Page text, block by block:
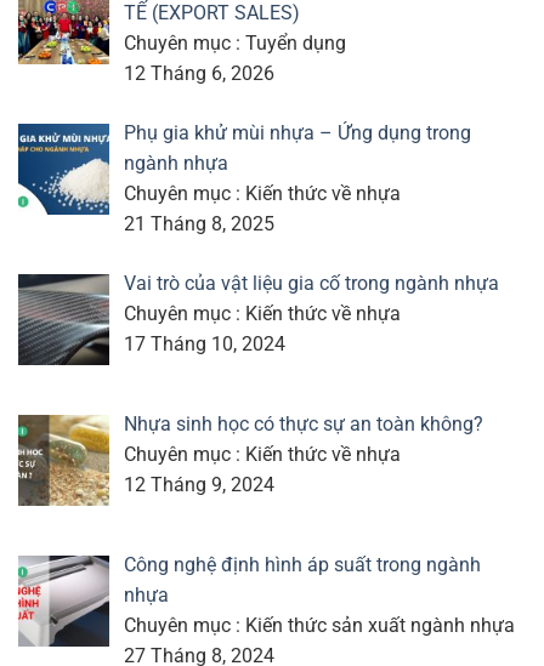
TẾ (EXPORT SALES)
Chuyên mục : Tuyển dụng
12 Tháng 6, 2026
Phụ gia khử mùi nhựa – Ứng dụng trong
ngành nhựa
Chuyên mục : Kiến thức về nhựa
21 Tháng 8, 2025
Vai trò của vật liệu gia cố trong ngành nhựa
Chuyên mục : Kiến thức về nhựa
17 Tháng 10, 2024
Nhựa sinh học có thực sự an toàn không?
Chuyên mục : Kiến thức về nhựa
12 Tháng 9, 2024
Công nghệ định hình áp suất trong ngành
nhựa
Chuyên mục : Kiến thức sản xuất ngành nhựa
27 Tháng 8, 2024